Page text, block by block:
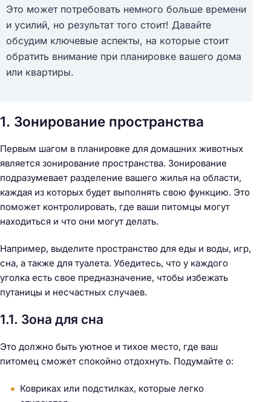
Это может потребовать немного больше времени
и усилий, но результат того стоит! Давайте
обсудим ключевые аспекты, на которые стоит
обратить внимание при планировке вашего дома
или квартиры.
1. Зонирование пространства
Первым шагом в планировке для домашних животных
является зонирование пространства. Зонирование
подразумевает разделение вашего жилья на области,
каждая из которых будет выполнять свою функцию. Это
поможет контролировать, где ваши питомцы могут
находиться и что они могут делать.
Например, выделите пространство для еды и воды, игр,
сна, а также для туалета. Убедитесь, что у каждого
уголка есть свое предназначение, чтобы избежать
путаницы и несчастных случаев.
1.1. Зона для сна
Это должно быть уютное и тихое место, где ваш
питомец сможет спокойно отдохнуть. Подумайте о:
Ковриках или подстилках, которые легко